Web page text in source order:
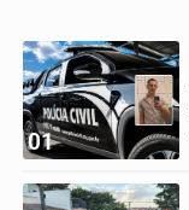
01